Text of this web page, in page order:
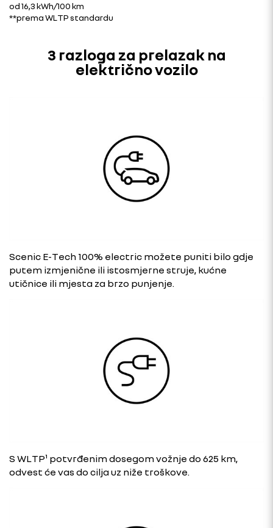
od 16,3 kWh/100 km
**prema WLTP standardu
3 razloga za prelazak na
električno vozilo
Scenic E-Tech 100% electric možete puniti bilo gdje
putem izmjenične ili istosmjerne struje, kućne
utičnice ili mjesta za brzo punjenje.
S WLTP¹ potvrđenim dosegom vožnje do 625 km,
odvest će vas do cilja uz niže troškove.